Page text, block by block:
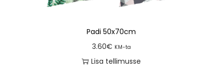
Padi 50x70cm
3.60€ KM-ta
Lisa tellimusse